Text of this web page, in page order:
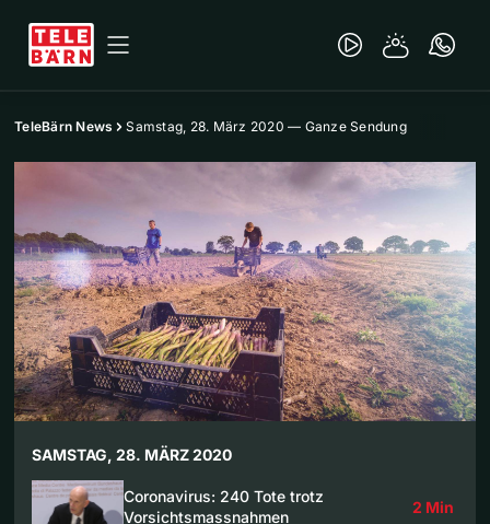
TeleBärn News Samstag, 28. März 2020 — Ganze Sendung
SAMSTAG, 28. MÄRZ 2020
Coronavirus: 240 Tote trotz
Vorsichtsmassnahmen
2 Min